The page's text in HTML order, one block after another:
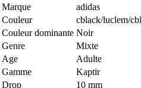
Marque
adidas
Couleur
cblack/luclem/
Couleur dominante Noir
Genre
Mixte
Age
Adulte
Gamme
Kaptir
Drop
10 mm